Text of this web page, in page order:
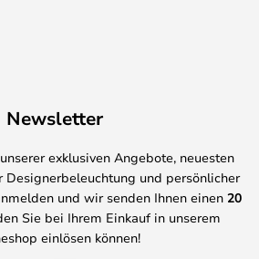
Newsletter
exklusiven Angebote, neuesten
Designerbeleuchtung und persönlicher
und wir senden Ihnen einen 20
Sie bei Ihrem Einkauf in unserem
einlösen können!